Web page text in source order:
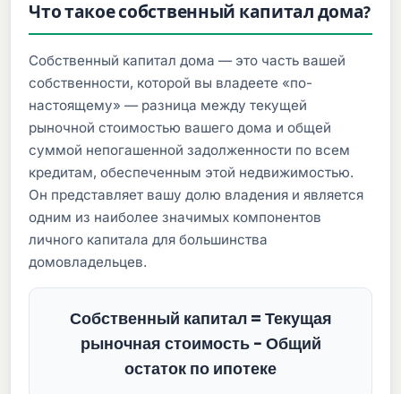
Что такое собственный капитал дома?
Собственный капитал дома — это часть вашей
собственности, которой вы владеете «по-
настоящему» — разница между текущей
рыночной стоимостью вашего дома и общей
суммой непогашенной задолженности по всем
кредитам, обеспеченным этой недвижимостью.
Он представляет вашу долю владения и является
одним из наиболее значимых компонентов
личного капитала для большинства
домовладельцев.
Собственный капитал = Текущая
рыночная стоимость − Общий
остаток по ипотеке